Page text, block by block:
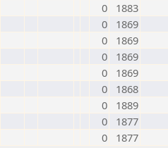
0
1883
0
1869
0
1869
0
1869
0
1869
0
1868
0
1889
0
1877
0 1877